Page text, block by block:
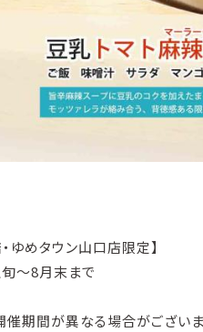
ゆめタウン山口店限定】
～8月末まで
期間が異なる場合がございま